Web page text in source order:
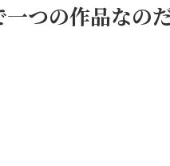
つの作品なの